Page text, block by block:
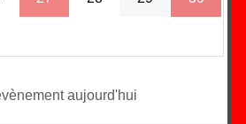
aujourd'hui